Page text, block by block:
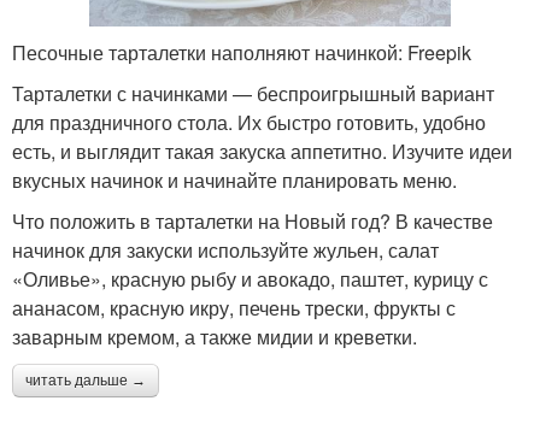
Песочные тарталетки наполняют начинкой: Freepik
Тарталетки с начинками — беспроигрышный вариант
для праздничного стола. Их быстро готовить, удобно
есть, и выглядит такая закуска аппетитно. Изучите идеи
вкусных начинок и начинайте планировать меню.
Что положить в тарталетки на Новый год? В качестве
начинок для закуски используйте жульен, салат
«Оливье», красную рыбу и авокадо, паштет, курицу с
ананасом, красную икру, печень трески, фрукты с
заварным кремом, а также мидии и креветки.
читать дальше →